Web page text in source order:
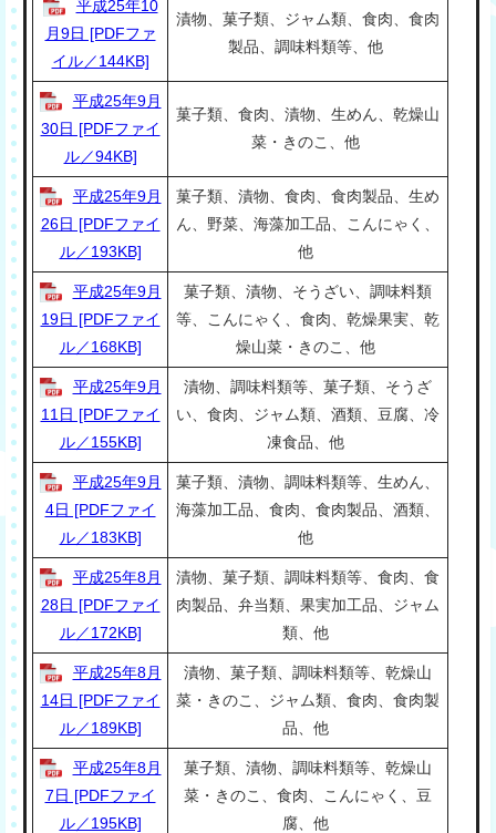
平成25年10
月9日 [PDFファ
イル／144KB]
漬物、菓子類、ジャム類、食肉、食肉
製品、調味料類等、他
平成25年9月
30日 [PDFファイ
ル／94KB]
菓子類、食肉、漬物、生めん、乾燥山
菜・きのこ、他
平成25年9月
26日 [PDFファイ
ル／193KB]
菓子類、漬物、食肉、食肉製品、生め
ん、野菜、海藻加工品、こんにゃく、
他
平成25年9月
19日 [PDFファイ
ル／168KB]
菓子類、漬物、そうざい、調味料類
等、こんにゃく、食肉、乾燥果実、乾
燥山菜・きのこ、他
平成25年9月
11日 [PDFファイ
ル／155KB]
漬物、調味料類等、菓子類、そうざ
い、食肉、ジャム類、酒類、豆腐、冷
凍食品、他
平成25年9月
4日 [PDFファイ
ル／183KB]
菓子類、漬物、調味料類等、生めん、
海藻加工品、食肉、食肉製品、酒類、
他
平成25年8月
28日 [PDFファイ
ル／172KB]
漬物、菓子類、調味料類等、食肉、食
肉製品、弁当類、果実加工品、ジャム
類、他
平成25年8月
14日 [PDFファイ
ル／189KB]
漬物、菓子類、調味料類等、乾燥山
菜・きのこ、ジャム類、食肉、食肉製
品、他
平成25年8月
7日 [PDFファイ
ル／195KB]
菓子類、漬物、調味料類等、乾燥山
菜・きのこ、食肉、こんにゃく、豆
腐、他